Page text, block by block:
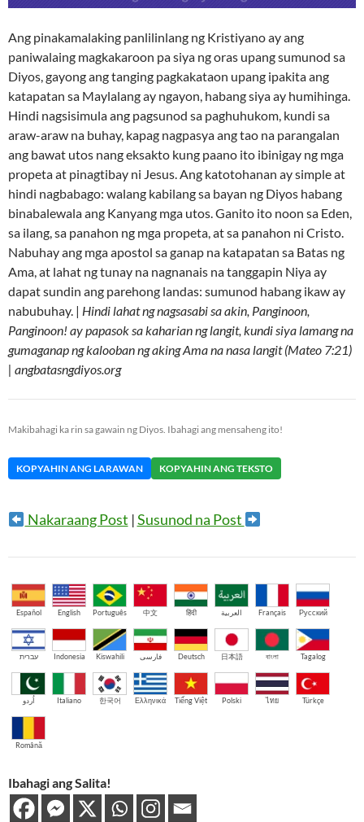
Ang pinakamalaking panlilinlang ng Kristiyano ay ang
paniwalaing magkakaroon pa siya ng oras upang sumunod sa
Diyos, gayong ang tanging pagkakataon upang ipakita ang
katapatan sa Maylalang ay ngayon, habang siya ay humihinga.
Hindi nagsisimula ang pagsunod sa paghuhukom, kundi sa
araw-araw na buhay, kapag nagpasya ang tao na parangalan
ang bawat utos nang eksakto kung paano ito ibinigay ng mga
propeta at pinagtibay ni Jesus. Ang katotohanan ay simple at
hindi nagbabago: walang kabilang sa bayan ng Diyos habang
binabalewala ang Kanyang mga utos. Ganito ito noon sa Eden,
sa ilang, sa panahon ng mga propeta, at sa panahon ni Cristo.
Nabuhay ang mga apostol sa ganap na katapatan sa Batas ng
Ama, at lahat ng tunay na nagnanais na tanggapin Niya ay
dapat sundin ang parehong landas: sumunod habang ikaw ay
nabubuhay. | Hindi lahat ng nagsasabi sa akin, Panginoon,
Panginoon! ay papasok sa kaharian ng langit, kundi siya lamang na
gumaganap ng kalooban ng aking Ama na nasa langit (Mateo 7:21)
| angbatasngdiyos.org
Makibahagi ka rin sa gawain ng Diyos. Ibahagi ang mensaheng ito!
KOPYAHIN ANG LARAWAN KOPYAHIN ANG TEKSTO
Nakaraang Post |Susunod na Post
Español English Português 中文 हिंदी العربية Français Русский
עברית Indonesia Kiswahili فارسی Deutsch 日本語 বাংলা Tagalog
اُردو Italiano 한국어 Ελληνικά Tiếng Việt Polski ไทย Türkçe
Română
Ibahagi ang Salita!